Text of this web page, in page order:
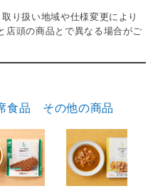
り扱い地域や仕様変更により
店頭の商品とで異なる場合がご
食品 その他の商品